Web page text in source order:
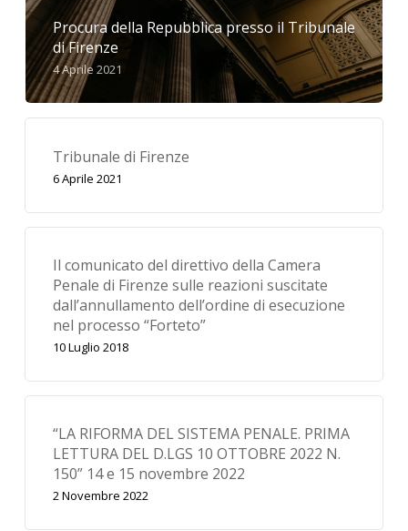
Procura della Repubblica presso il Tribunale
di Firenze
4 Aprile 2021
Tribunale di Firenze
6 Aprile 2021
Il comunicato del direttivo della Camera
Penale di Firenze sulle reazioni suscitate
dall’annullamento dell’ordine di esecuzione
nel processo “Forteto”
10 Luglio 2018
“LA RIFORMA DEL SISTEMA PENALE. PRIMA
LETTURA DEL D.LGS 10 OTTOBRE 2022 N.
150” 14 e 15 novembre 2022
2 Novembre 2022